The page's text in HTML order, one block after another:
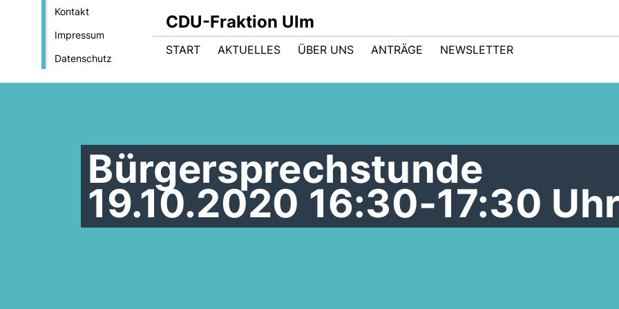
Kontakt
Impressum
Datenschutz
CDU-Fraktion Ulm
START AKTUELLES ÜBER UNS ANTRÄGE NEWSLETTER
Bürgersprechstunde
19.10.2020 16:30-17:30